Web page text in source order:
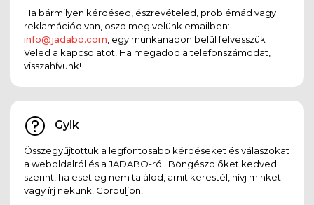
Ha bármilyen kérdésed, észrevételed, problémád vagy
reklamációd van, oszd meg velünk emailben:
info@jadabo.com , egy munkanapon belül felvesszük
Veled a kapcsolatot! Ha megadod a telefonszámodat,
visszahívunk!
Gyik
Összegyűjtöttük a legfontosabb kérdéseket és válaszokat
a weboldalról és a JADABO-ról. Böngészd őket kedved
szerint, ha esetleg nem találod, amit kerestél, hívj minket
vagy írj nekünk! Görbüljön!